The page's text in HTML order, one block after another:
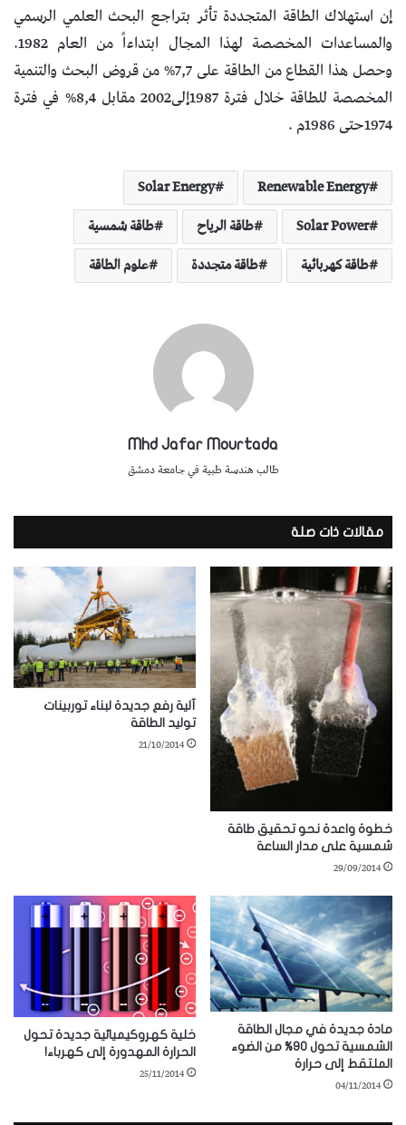
إن استهلاك الطاقة المتجددة تأثر بتراجع البحث العلمي الرسمي
والمساعدات المخصصة لهذا المجال ابتداءاً من العام 1982.
وحصل هذا القطاع من الطاقة على 7,7% من قروض البحث والتنمية
المخصصة للطاقة خلال فترة 1987إلى2002 مقابل 8,4% في فترة
1974حتى 1986م .
Renewable Energy
Solar Energy
Solar Power
طاقة الرياح
طاقة شمسية
طاقة كهربائية
طاقة متجددة علوم الطاقة
Mhd Jafar Mourtada
طالب هندسة طبية في جامعة دمشق
مقالات ذات صلة
خطوة واعدة نحو تحقيق طاقة
شمسية على مدار الساعة
29/09/2014
آلية رفع جديدة لبناء توربينات
توليد الطاقة
21/10/2014
مادة جديدة في مجال الطاقة
الشمسية تحول 90% من الضوء
الملتقط إلى حرارة
04/11/2014
خلية كهروكيميائية جديدة تحول
الحرارة المهدورة إلى كهرباء!
25/11/2014